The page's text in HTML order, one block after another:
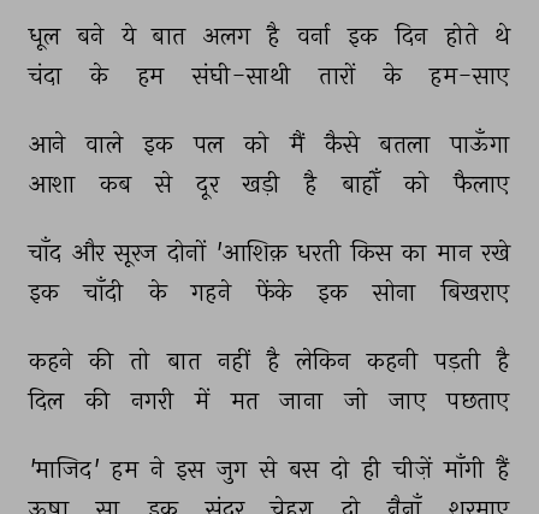
धूल बने ये बात अलग है वर्ना इक दिन होते थे
चंदा
के हम संघी-साथी तारों के हम-साए
आने वाले इक पल को मैं कैसे बतला
पाऊँगा
आशा
कब से दूर खड़ी है बाहोँ को फैलाए
चाँद और सूरज दोनों 'आशिक़ धरती किस का मान रखे
इक
चाँदी के गहने फेंके इक सोना बिखराए
कहने की तो बात नहीं है लेकिन कहनी पड़ती है
दिल
की नगरी में मत जाना जो जाए पछताए
'माजिद' हम ने इस जुग से बस दो ही चीज़ें माँगी हैं